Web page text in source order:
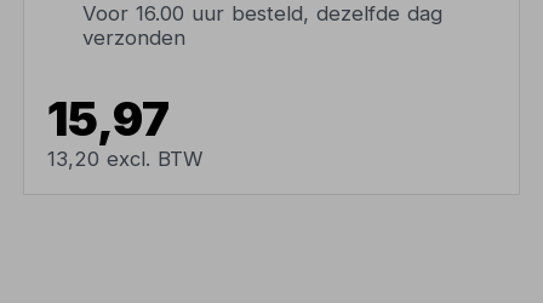
Voor 16.00 uur besteld, dezelfde dag
verzonden
15,97
13,20 excl. BTW